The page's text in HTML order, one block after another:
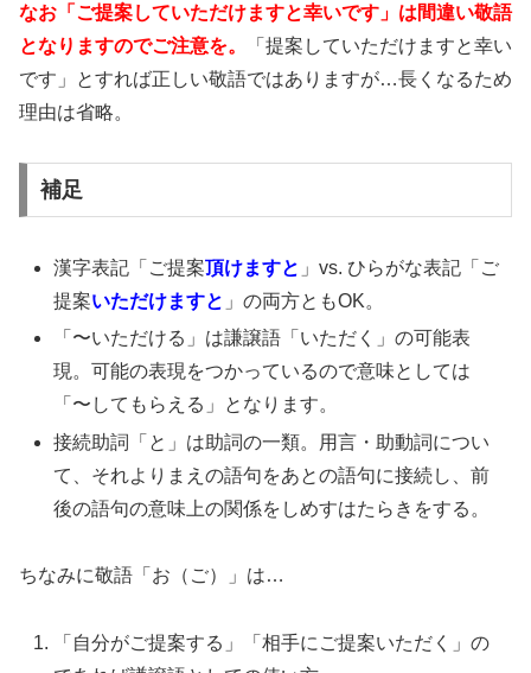
なお「ご提案していただけますと幸いです」は間違い敬語
となりますのでご注意を。
「提案していただけますと幸い
です」とすれば正しい敬語ではありますが…長くなるため
理由は省略。
補足
漢字表記「ご提案頂けますと 」vs. ひらがな表記「ご
提案いただけますと 」の両方ともOK。
「〜いただける」は謙譲語「いただく」の可能表
現。可能の表現をつかっているので意味としては
「〜してもらえる」となります。
接続助詞「と」は助詞の一類。用言・助動詞につい
て、それよりまえの語句をあとの語句に接続し、前
後の語句の意味上の関係をしめすはたらきをする。
ちなみに敬語「お（ご）」は…
「自分がご提案する」「相手にご提案いただく」の